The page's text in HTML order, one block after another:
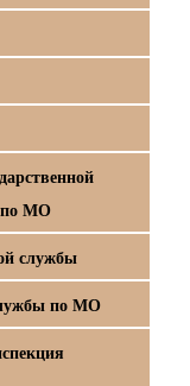
по МО
службы
по МО